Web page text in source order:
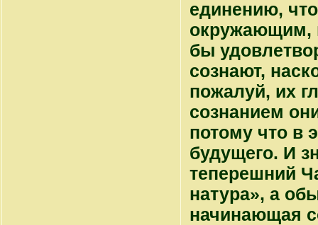
единению,
окружающим,
бы
сознают,
пожалуй, их
сознанием
потому что в
будущего. И
теперешний
натура», а
начинающая